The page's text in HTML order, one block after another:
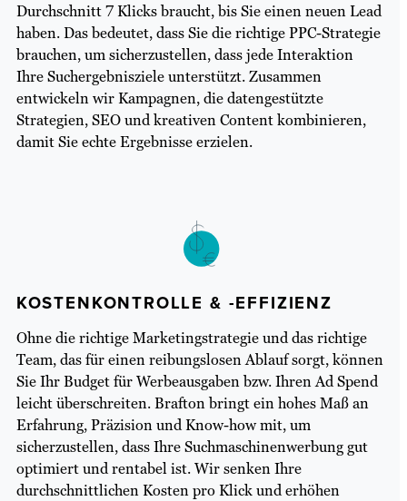
Durchschnitt 7 Klicks braucht, bis Sie einen neuen Lead
haben. Das bedeutet, dass Sie die richtige PPC-Strategie
brauchen, um sicherzustellen, dass jede Interaktion
Ihre Suchergebnisziele unterstützt. Zusammen
entwickeln wir Kampagnen, die datengestützte
Strategien, SEO und kreativen Content kombinieren,
damit Sie echte Ergebnisse erzielen.
KOSTENKONTROLLE & -EFFIZIENZ
Ohne die richtige Marketingstrategie und das richtige
Team, das für einen reibungslosen Ablauf sorgt, können
Sie Ihr Budget für Werbeausgaben bzw. Ihren Ad Spend
leicht überschreiten. Brafton bringt ein hohes Maß an
Erfahrung, Präzision und Know-how mit, um
sicherzustellen, dass Ihre Suchmaschinenwerbung gut
optimiert und rentabel ist. Wir senken Ihre
durchschnittlichen Kosten pro Klick und erhöhen